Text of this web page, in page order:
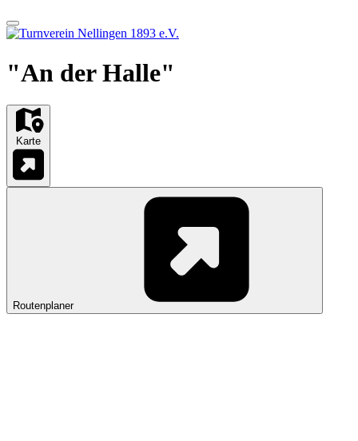
"An der Halle"
Karte
Routenplaner